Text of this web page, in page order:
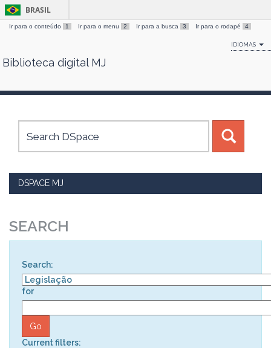
Skip
BRASIL
Ir para o conteúdo 1 Ir para o menu 2 Ir para a busca 3 Ir para o rodapé 4
IDIOMAS
Biblioteca digital MJ
DSPACE MJ
SEARCH
Search:
for
Current filters: